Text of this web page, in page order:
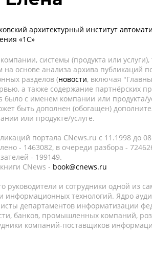
архитектурный институт
«1С»
системы (продукта или
на основе анализа архива публикаций
разделов (новости, включая
а также содержание партнёрских
было с именем компании или продукта/
быть дополнен (обогащен)
или продукте/услуге.
портала CNews.ru c 11.1998 до
- 1463082, в очереди разбора -
- 199149.
CNews - book@cnews.ru
руководители и сотрудники одной из
информационных технологий. Ядро
департаментов информатизации
банков, промышленных компаний,
компаний-поставщиков